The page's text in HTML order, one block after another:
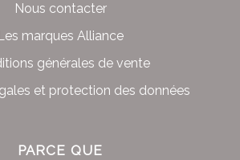
Nous contacter
Les marques Alliance
générales de vente
et protection des données
PARCE QUE